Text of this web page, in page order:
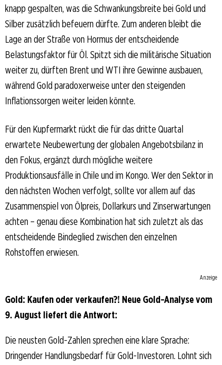
knapp gespalten, was die Schwankungsbreite bei Gold und
Silber zusätzlich befeuern dürfte. Zum anderen bleibt die
Lage an der Straße von Hormus der entscheidende
Belastungsfaktor für Öl. Spitzt sich die militärische Situation
weiter zu, dürften Brent und WTI ihre Gewinne ausbauen,
während Gold paradoxerweise unter den steigenden
Inflationssorgen weiter leiden könnte.
Für den Kupfermarkt rückt die für das dritte Quartal
erwartete Neubewertung der globalen Angebotsbilanz in
den Fokus, ergänzt durch mögliche weitere
Produktionsausfälle in Chile und im Kongo. Wer den Sektor in
den nächsten Wochen verfolgt, sollte vor allem auf das
Zusammenspiel von Ölpreis, Dollarkurs und Zinserwartungen
achten – genau diese Kombination hat sich zuletzt als das
entscheidende Bindeglied zwischen den einzelnen
Rohstoffen erwiesen.
Anzeige
Gold: Kaufen oder verkaufen?! Neue Gold-Analyse vom
9. August liefert die Antwort:
Die neusten Gold-Zahlen sprechen eine klare Sprache:
Dringender Handlungsbedarf für Gold-Investoren. Lohnt sich